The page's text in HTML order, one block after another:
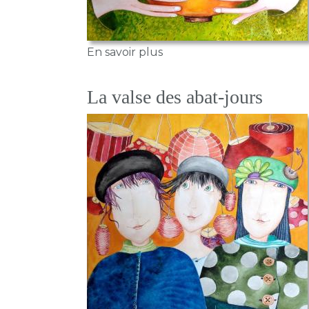
En savoir plussur La tasse de thé
La valse des abat-jours